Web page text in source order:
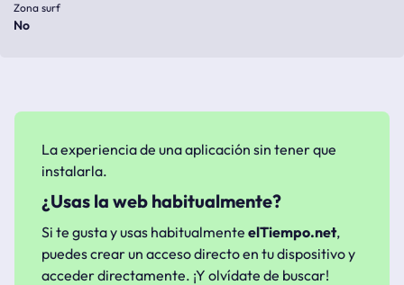
Zona surf
No
La experiencia de una aplicación sin tener que
instalarla.
¿Usas la web habitualmente?
Si te gusta y usas habitualmente elTiempo.net,
puedes crear un acceso directo en tu dispositivo y
acceder directamente. ¡Y olvídate de buscar!